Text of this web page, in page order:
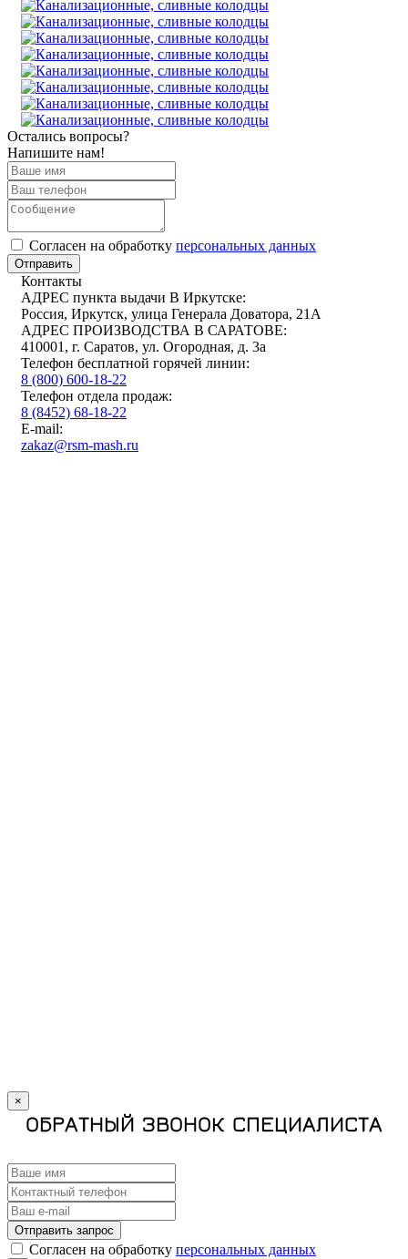
Остались вопросы?
Напишите нам!
Cогласен на обработку персональных данных
Отправить
Контакты
АДРЕС пункта выдачи В Иркутске:
Россия, Иркутск, улица Генерала Доватора, 21А
АДРЕС ПРОИЗВОДСТВА В САРАТОВЕ:
410001, г. Саратов, ул. Огородная, д. 3а
Телефон бесплатной горячей линии:
8 (800) 600-18-22
Телефон отдела продаж:
8 (8452) 68-18-22
E-mail:
zakaz@rsm-mash.ru
×
ОБРАТНЫЙ ЗВОНОК СПЕЦИАЛИСТА
Отправить запрос
Cогласен на обработку персональных данных